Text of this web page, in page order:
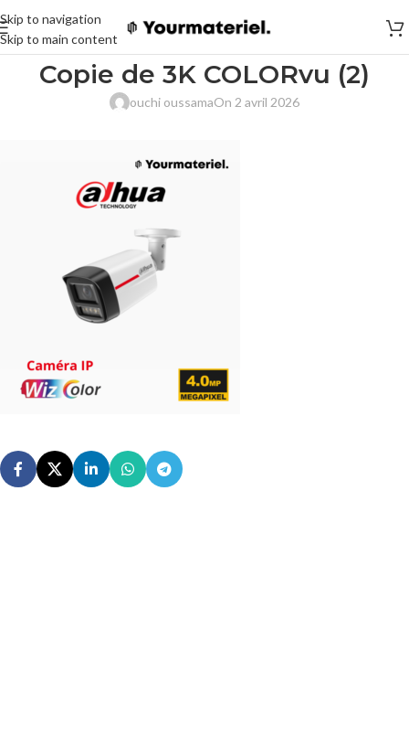
Skip to navigation
Skip to main content
Copie de 3K COLORvu (2)
ouchi oussamaOn 2 avril 2026